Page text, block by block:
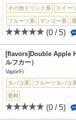
その他ドリンク系
スイー
フルーツ系 マンゴー系
(0 / 5)
[flavors]Double Apple
ルフカー）
VaporFi
タバコ系
フルーツタバコ
香料
(0 / 5)